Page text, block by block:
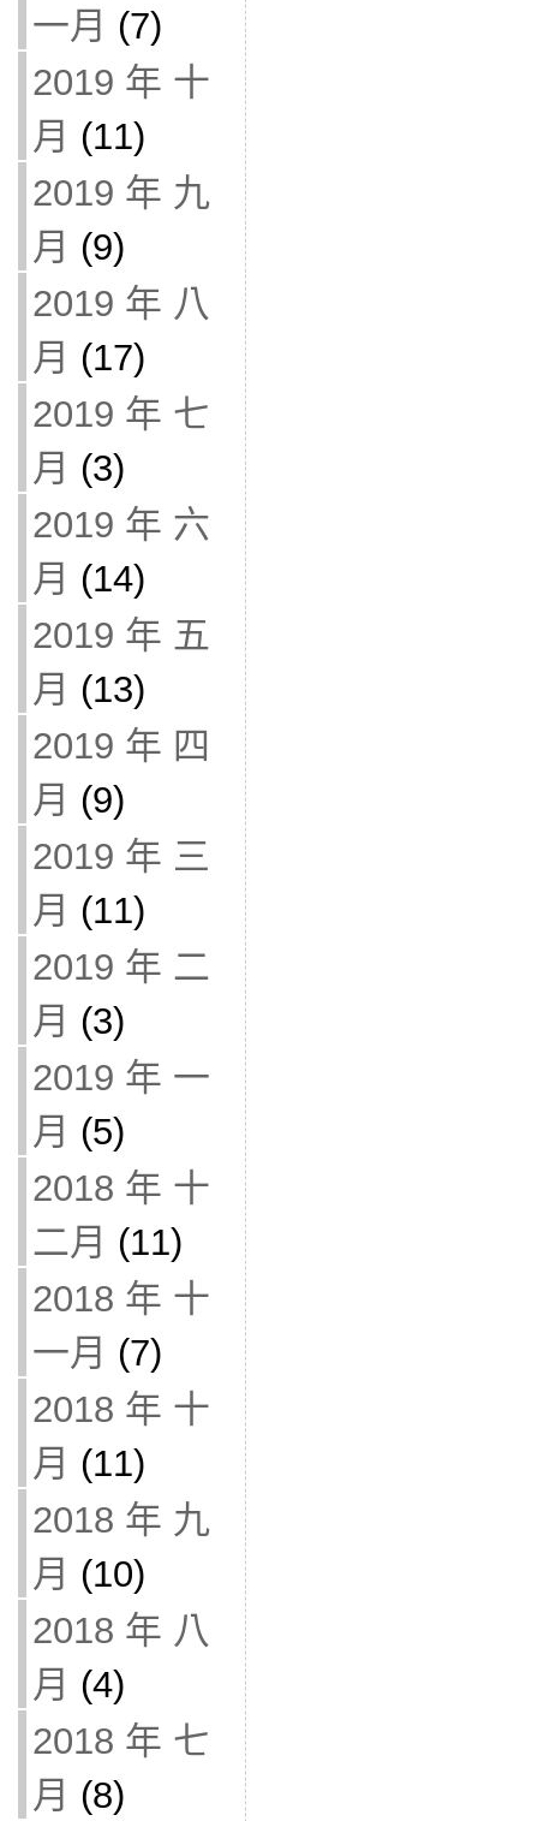
一月 (7)
2019 年 十
月 (11)
2019 年 九
月 (9)
2019 年 八
月 (17)
2019 年 七
月 (3)
2019 年 六
月 (14)
2019 年 五
月 (13)
2019 年 四
月 (9)
2019 年 三
月 (11)
2019 年 二
月 (3)
2019 年 一
月 (5)
2018 年 十
二月 (11)
2018 年 十
一月 (7)
2018 年 十
月 (11)
2018 年 九
月 (10)
2018 年 八
月 (4)
2018 年 七
月 (8)